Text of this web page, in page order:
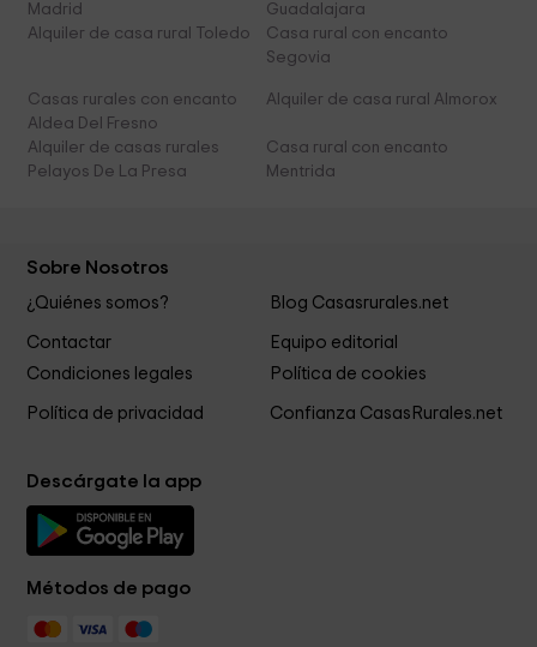
Madrid
Guadalajara
Alquiler de casa rural Toledo
Casa rural con encanto
Segovia
Casas rurales con encanto
Aldea Del Fresno
Alquiler de casa rural Almorox
Alquiler de casas rurales
Pelayos De La Presa
Casa rural con encanto
Mentrida
Sobre Nosotros
¿Quiénes somos? Blog Casasrurales.net
Contactar
Equipo editorial
Condiciones legales
Política de cookies
Política de privacidad Confianza CasasRurales.net
Descárgate la app
Métodos de pago